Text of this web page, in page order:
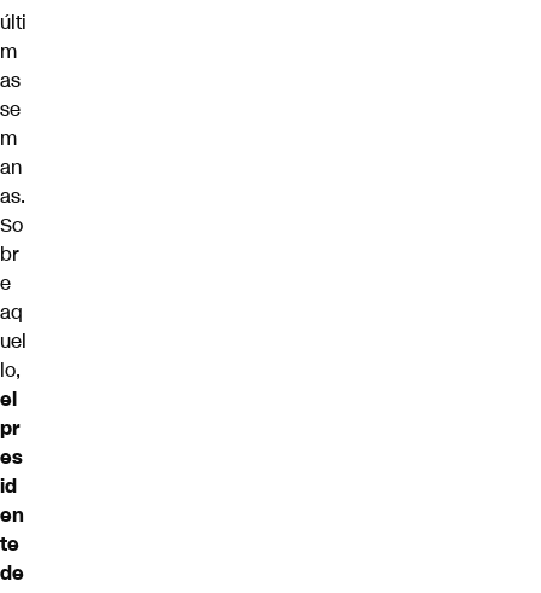
últi
m
as
se
m
an
as.
So
br
e
aq
uel
lo,
el
pr
es
id
en
te
de